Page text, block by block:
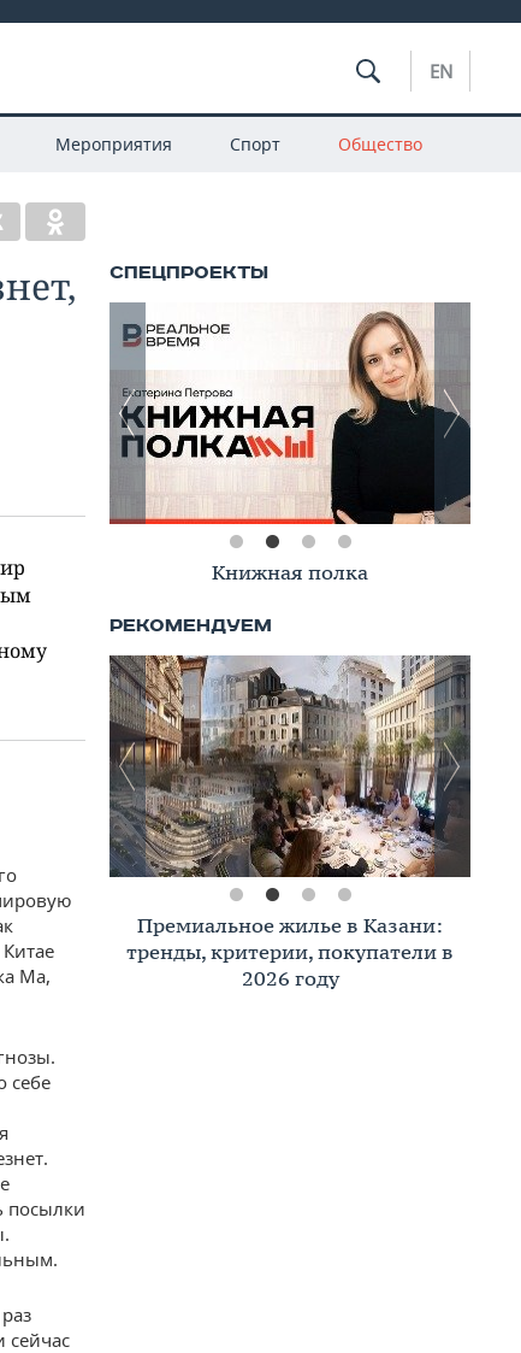
EN
Мероприятия Спорт Общество
Ма,
себе
посылки
сейчас
Книжная полка
Премиальное жилье в Казани:
тренды, критерии, покупатели в
2026 году